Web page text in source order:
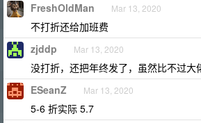
FreshOldMan Mar 13, 2020
不打折还给加班费
zjddp Mar 13, 2020
没打折，还把年终发了，虽然比不过大
ESeanZ Mar 13, 2020
5-6 折实际 5.7